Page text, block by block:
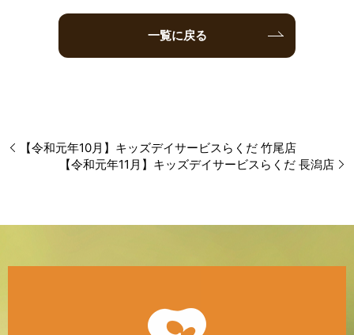
一覧に戻る
【令和元年10月】キッズデイサービスらくだ 竹尾店
【令和元年11月】キッズデイサービスらくだ 長潟店